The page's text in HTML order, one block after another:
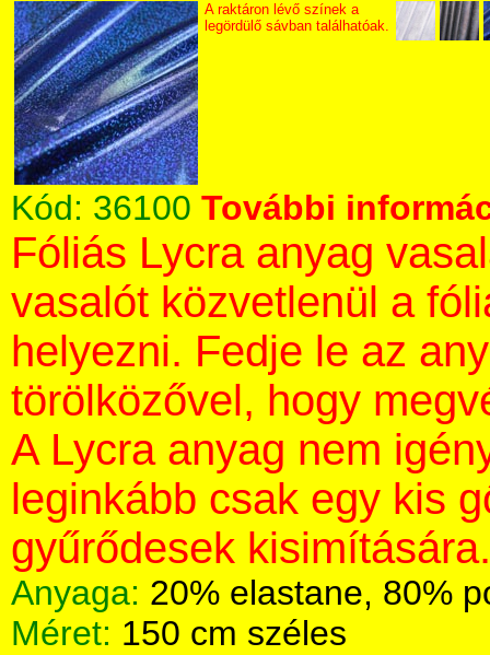
A raktáron lévő színek a
legördülő sávban találhatóak.
Kód: 36100 További
Fóliás Lycra anyag
vasalót közvetlenül a
helyezni. Fedje le az
törölközővel, hogy
A Lycra anyag nem
leginkább csak egy kis
gyűrődesek kisimítására.
Anyaga: 20% elastane, 80%
Méret: 150 cm széles